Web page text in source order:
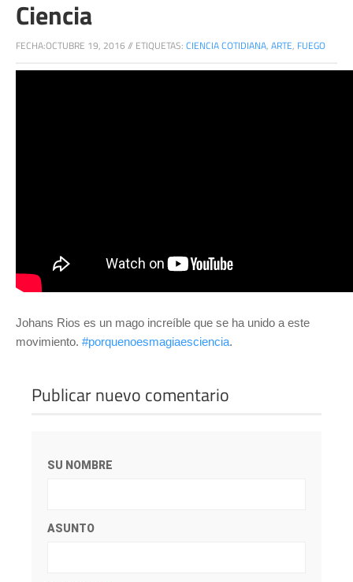
Ciencia
FECHA:OCTUBRE 19, 2016 // ETIQUETAS: CIENCIA COTIDIANA, ARTE, FUEGO
Johans Rios es un mago increíble que se ha unido a este
movimiento. #porquenoesmagiaesciencia.
Publicar nuevo comentario
SU NOMBRE
ASUNTO